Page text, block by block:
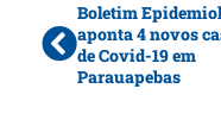
Boletim
aponta 4 novos
de Covid-19 em
Parauapebas